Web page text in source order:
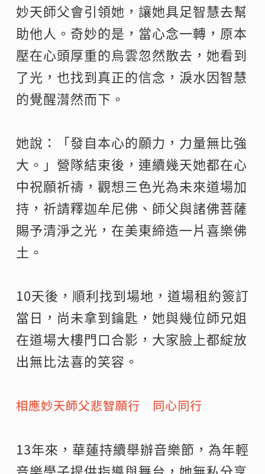
妙天師父會引領她，讓她具足智慧去幫
助他人。奇妙的是，當心念一轉，原本
壓在心頭厚重的烏雲忽然散去，她看到
了光，也找到真正的信念，淚水因智慧
的覺醒潸然而下。
她說：「發自本心的願力，力量無比強
大。」營隊結束後，連續幾天她都在心
中祝願祈禱，觀想三色光為未來道場加
持，祈請釋迦牟尼佛、師父與諸佛菩薩
賜予清淨之光，在美東締造一片喜樂佛
土。
10天後，順利找到場地，道場租約簽訂
當日，尚未拿到鑰匙，她與幾位師兄姐
在道場大樓門口合影，大家臉上都綻放
出無比法喜的笑容。
相應妙天師父悲智願行 同心同行
13年來，華蓮持續舉辦音樂節，為年輕
音樂學子提供指導與舞台，她無私分享